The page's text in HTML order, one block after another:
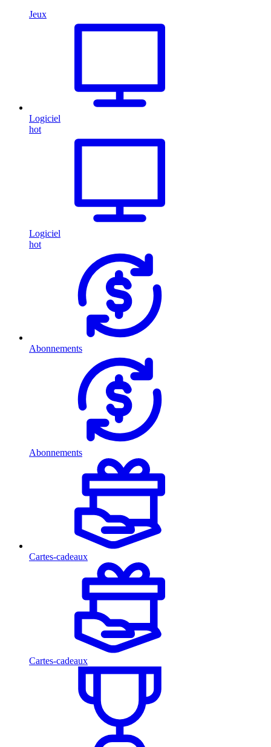
Jeux
Logiciel
hot
Logiciel
hot
Abonnements
Abonnements
Cartes-cadeaux
Cartes-cadeaux